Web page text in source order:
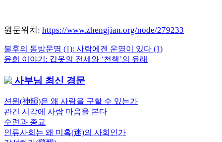
원문위치: https://www.zhengjian.org/node/279233
글
비
게
이
션
Previous
Post:
불후의 동방문명 (1): 사람에겐 운명이 있다 (1)
Next
윤회 이야기: 갑옷의 전세와 ‘천책’의 유래
사부님 최신 경문
션윈(神韻)은 왜 사람을 구할 수 있는가
관건 시각에 사람 마음을 본다
수련과 종교
인류사회는 왜 미혹(迷)의 사회인가